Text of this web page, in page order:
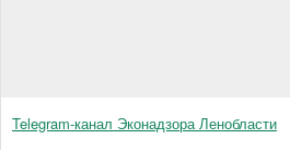
Telegram-канал Эконадзора Ленобласти